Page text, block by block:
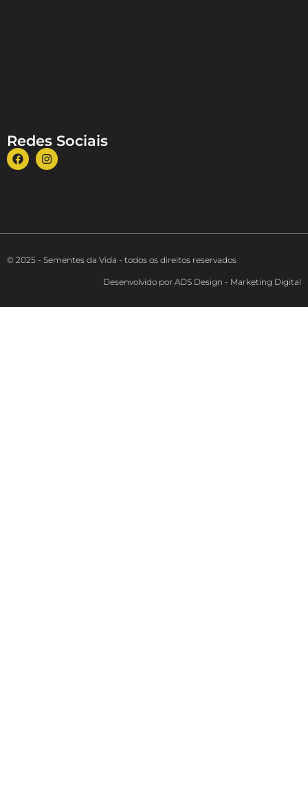
Redes Sociais
© 2025 - Sementes da Vida - todos os direitos reservados
Desenvolvido por ADS Design - Marketing Digital